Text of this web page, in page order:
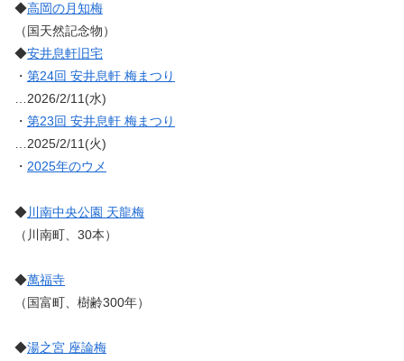
◆高岡の月知梅
（国天然記念物）
◆安井息軒旧宅
・ 第24回 安井息軒 梅まつり
…2026/2/11(水)
・ 第23回 安井息軒 梅まつり
…2025/2/11(火)
・ 2025年のウメ
◆川南中央公園 天龍梅
（川南町、30本）
◆萬福寺
（国富町、樹齢300年）
◆湯之宮 座論梅